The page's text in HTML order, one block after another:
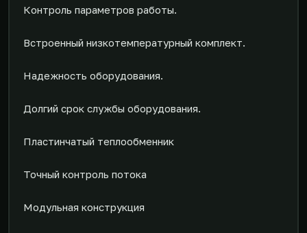
Контроль параметров работы.
Встроенный низкотемпературный комплект.
Надежность оборудования.
Долгий срок службы оборудования.
Пластинчатый теплообменник
Точный контроль потока
Модульная конструкция